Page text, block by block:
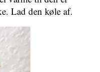
Lad den køle af.